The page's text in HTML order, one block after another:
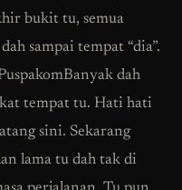
bukit tu, semua
sampai tempat “dia”.
dah
tempat tu. Hati hati
sini. Sekarang
lama tu dah tak di